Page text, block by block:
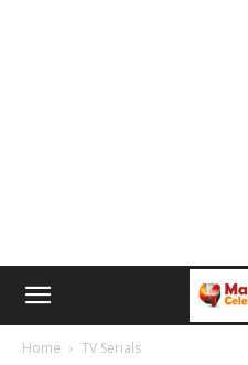
Home TV Serials